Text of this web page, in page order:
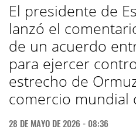
El presidente de
lanzó el
de un acuerdo
para ejercer
estrecho de
comercio mundial
28 DE MAYO DE 2026 - 08:36